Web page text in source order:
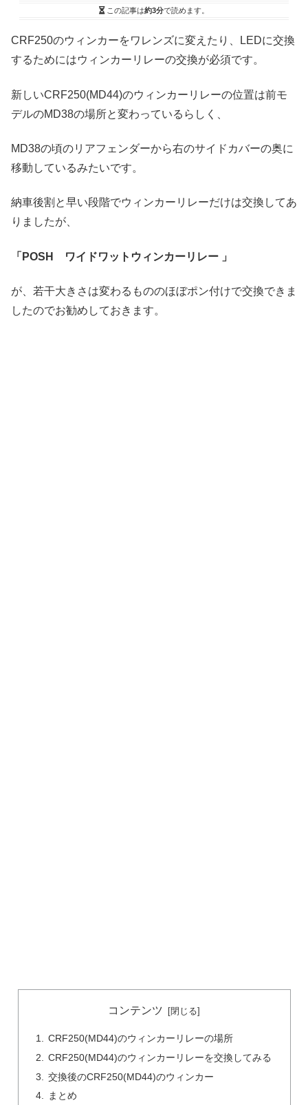
この記事は約3分で読めます。
CRF250のウィンカーをワレンズに変えたり、LEDに交換
するためにはウィンカーリレーの交換が必須です。
新しいCRF250(MD44)のウィンカーリレーの位置は前モ
デルのMD38の場所と変わっているらしく、
MD38の頃のリアフェンダーから右のサイドカバーの奥に
移動しているみたいです。
納車後割と早い段階でウィンカーリレーだけは交換してあ
りましたが、
「POSH ワイドワットウィンカーリレー 」
が、若干大きさは変わるもののほぼポン付けで交換できま
したのでお勧めしておきます。
コンテンツ
CRF250(MD44)のウィンカーリレーの場所
CRF250(MD44)のウィンカーリレーを交換してみる
交換後のCRF250(MD44)のウィンカー
まとめ